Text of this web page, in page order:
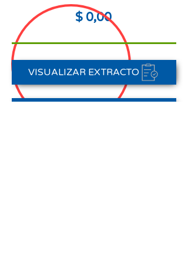
$ 0,00
VISUALIZAR EXTRACTO